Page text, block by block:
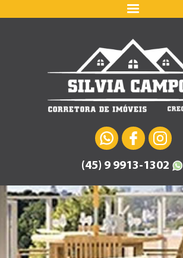
(45) 9 9913-1302